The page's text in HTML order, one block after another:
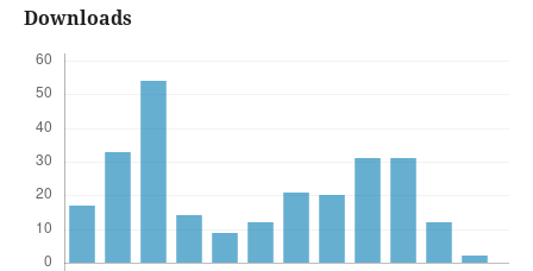
Downloads